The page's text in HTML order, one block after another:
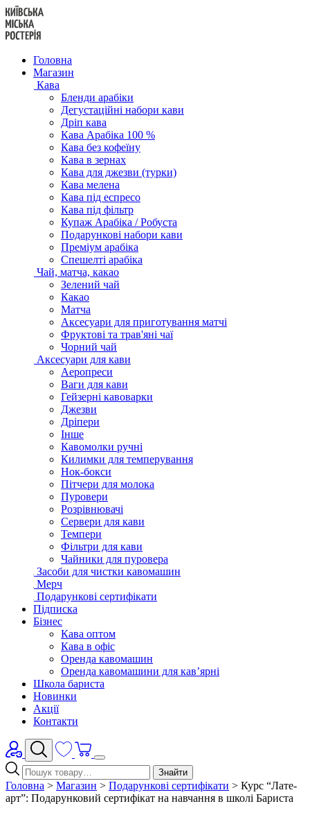
Перейти
до
вмісту
Головна
Магазин
Кава
Бленди арабіки
Дегустаційні набори кави
Дріп кава
Кава Арабіка 100 %
Кава без кофеїну
Кава в зернах
Кава для джезви (турки)
Кава мелена
Кава під еспресо
Кава під фільтр
Купаж Арабіка / Робуста
Подарункові набори кави
Преміум арабіка
Спешелті арабіка
Чай, матча, какао
Зелений чай
Какао
Матча
Аксесуари для приготування матчі
Фруктові та трав'яні чаї
Чорний чай
Аксесуари для кави
Аеропреси
Ваги для кави
Гейзерні кавоварки
Джезви
Дріпери
Інше
Кавомолки ручні
Килимки для темперування
Нок-бокси
Пітчери для молока
Пуровери
Розрівнювачі
Сервери для кави
Темпери
Фільтри для кави
Чайники для пуровера
Засоби для чистки кавомашин
Мерч
Подарункові сертифікати
Підписка
Бізнес
Кава оптом
Кава в офіс
Оренда кавомашин
Оренда кавомашини для кав’ярні
Школа бариста
Новинки
Акції
Контакти
Знайти
Головна > Магазин > Подарункові сертифікати > Курс “Лате-
арт”: Подарунковий сертифікат на навчання в школі Бариста